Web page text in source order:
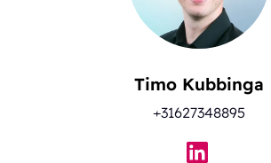
Timo Kubbinga
+31627348895